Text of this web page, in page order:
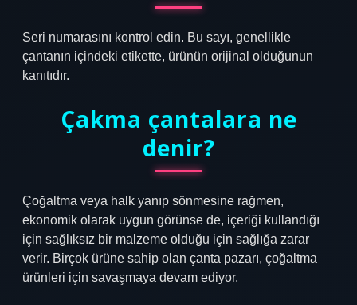
Seri numarasını kontrol edin. Bu sayı, genellikle
çantanın içindeki etikette, ürünün orijinal olduğunun
kanıtıdır.
Çakma çantalara ne
denir?
Çoğaltma veya halk yanıp sönmesine rağmen,
ekonomik olarak uygun görünse de, içeriği kullandığı
için sağlıksız bir malzeme olduğu için sağlığa zarar
verir. Birçok ürüne sahip olan çanta pazarı, çoğaltma
ürünleri için savaşmaya devam ediyor.